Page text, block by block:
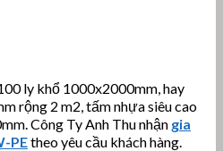
ly khổ 1000x2000mm, hay
rộng 2 m2, tấm nhựa siêu cao
Công Ty Anh Thu nhận gia
PEtheo yêu cầu khách hàng.